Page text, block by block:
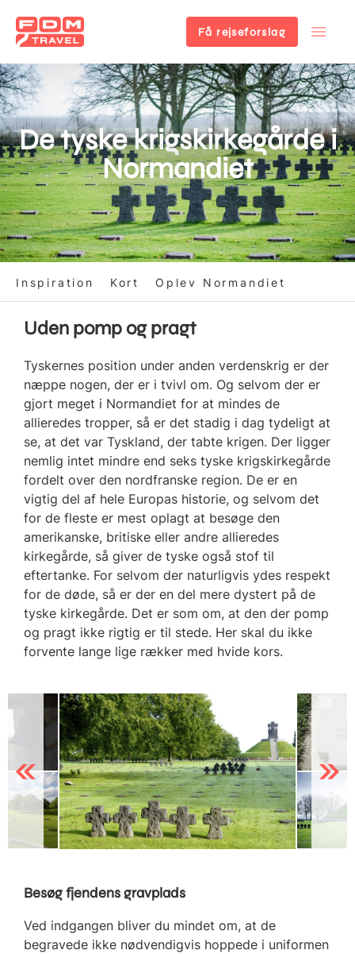
Gå
til
hovedindhold
Få rejseforslag
De tyske krigskirkegårde i
Normandiet
Inspiration Kort Oplev Normandiet
Uden pomp og pragt
Tyskernes position under anden verdenskrig er der
næppe nogen, der er i tvivl om. Og selvom der er
gjort meget i Normandiet for at mindes de
allieredes tropper, så er det stadig i dag tydeligt at
se, at det var Tyskland, der tabte krigen. Der ligger
nemlig intet mindre end seks tyske krigskirkegårde
fordelt over den nordfranske region. De er en
vigtig del af hele Europas historie, og selvom det
for de fleste er mest oplagt at besøge den
amerikanske, britiske eller andre allieredes
kirkegårde, så giver de tyske også stof til
eftertanke. For selvom der naturligvis ydes respekt
for de døde, så er der en del mere dystert på de
tyske kirkegårde. Det er som om, at den der pomp
og pragt ikke rigtig er til stede. Her skal du ikke
forvente lange lige rækker med hvide kors.
Previous Next
Besøg fjendens gravplads
Ved indgangen bliver du mindet om, at de
begravede ikke nødvendigvis hoppede i uniformen